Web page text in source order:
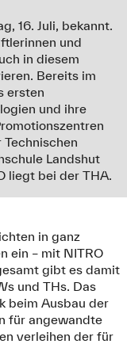
16. Juli, bekannt.
und
in diesem
Bereits im
ersten
und ihre
Landshut
liegt bei der THA.
in ganz
ein – mit NITRO
gibt es damit
und THs. Das
beim Ausbau der
für angewandte
verleihen der für